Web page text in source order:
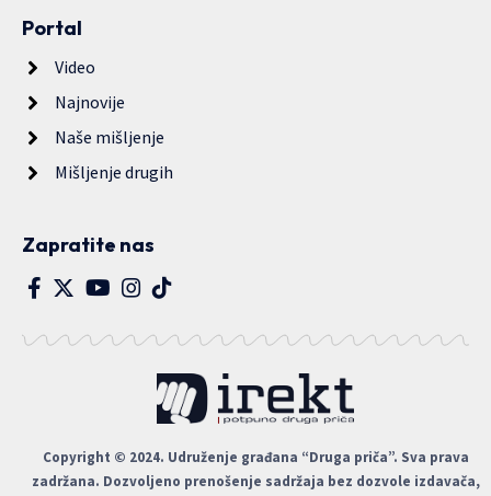
Portal
Video
Najnovije
Naše mišljenje
Mišljenje drugih
Zapratite nas
Copyright © 2024. Udruženje građana “Druga priča”. Sva prava
zadržana. Dozvoljeno prenošenje sadržaja bez dozvole izdavača,